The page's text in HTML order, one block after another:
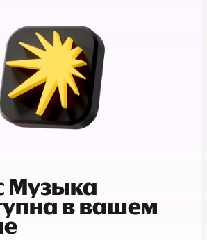
Музыка
в вашем